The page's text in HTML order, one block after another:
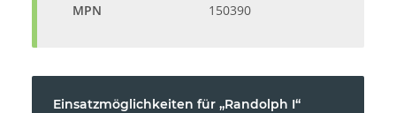
MPN
150390
Einsatzmöglichkeiten für „Randolph I“